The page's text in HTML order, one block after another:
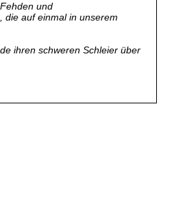
und
die auf einmal in unserem
ihren schweren Schleier über